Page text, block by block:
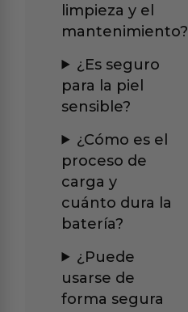
limpieza y el
mantenimiento?
¿Es seguro
para la piel
sensible?
¿Cómo es el
proceso de
carga y
cuánto dura la
batería?
¿Puede
usarse de
forma segura